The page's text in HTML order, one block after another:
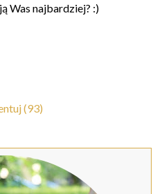
Was najbardziej? :)
(93)